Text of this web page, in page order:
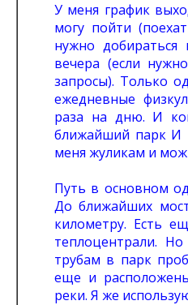
У меня график
могу пойти
нужно
вечера (если
запросы). Только
ежедневные
раза на дню. И
ближайший парк И
меня жуликам и
Путь в основном
До ближайших
километру. Есть
теплоцентрали.
трубам в парк
еще и
реки. Я же